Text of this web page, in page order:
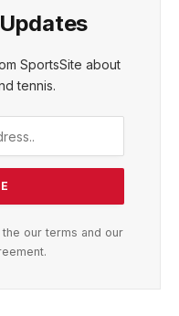
SportsSite about
tennis.
our terms and our